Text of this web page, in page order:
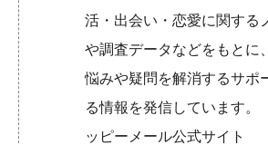
活・出会い・恋愛に関する
や調査データなどをもとに
悩みや疑問を解消するサポ
る情報を発信していま
ッピーメール公式サイト